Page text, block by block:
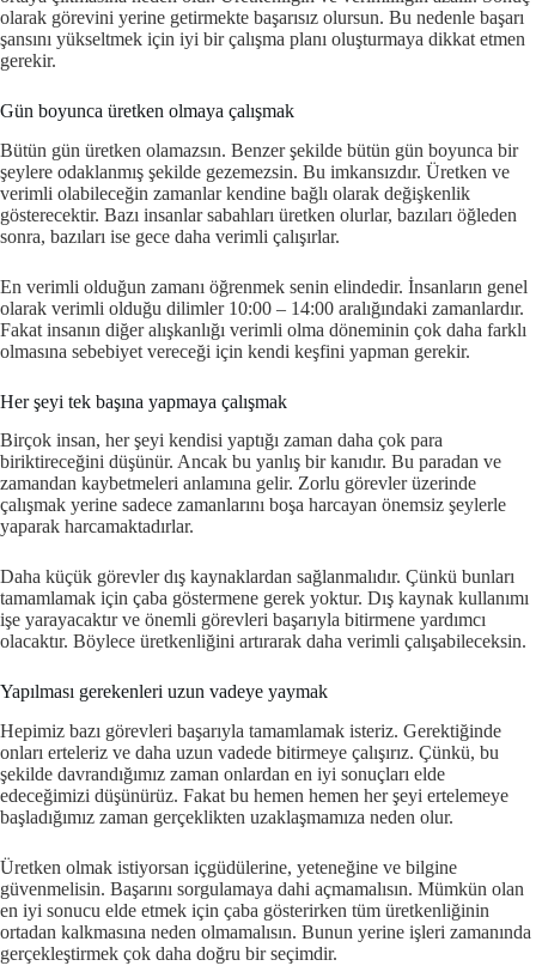
olarak görevini yerine getirmekte başarısız olursun. Bu nedenle başarı
şansını yükseltmek için iyi bir çalışma planı oluşturmaya dikkat etmen
gerekir.
Gün boyunca üretken olmaya çalışmak
Bütün gün üretken olamazsın. Benzer şekilde bütün gün boyunca bir
şeylere odaklanmış şekilde gezemezsin. Bu imkansızdır. Üretken ve
verimli olabileceğin zamanlar kendine bağlı olarak değişkenlik
gösterecektir. Bazı insanlar sabahları üretken olurlar, bazıları öğleden
sonra, bazıları ise gece daha verimli çalışırlar.
En verimli olduğun zamanı öğrenmek senin elindedir. İnsanların genel
olarak verimli olduğu dilimler 10:00 – 14:00 aralığındaki zamanlardır.
Fakat insanın diğer alışkanlığı verimli olma döneminin çok daha farklı
olmasına sebebiyet vereceği için kendi keşfini yapman gerekir.
Her şeyi tek başına yapmaya çalışmak
Birçok insan, her şeyi kendisi yaptığı zaman daha çok para
biriktireceğini düşünür. Ancak bu yanlış bir kanıdır. Bu paradan ve
zamandan kaybetmeleri anlamına gelir. Zorlu görevler üzerinde
çalışmak yerine sadece zamanlarını boşa harcayan önemsiz şeylerle
yaparak harcamaktadırlar.
Daha küçük görevler dış kaynaklardan sağlanmalıdır. Çünkü bunları
tamamlamak için çaba göstermene gerek yoktur. Dış kaynak kullanımı
işe yarayacaktır ve önemli görevleri başarıyla bitirmene yardımcı
olacaktır. Böylece üretkenliğini artırarak daha verimli çalışabileceksin.
Yapılması gerekenleri uzun vadeye yaymak
Hepimiz bazı görevleri başarıyla tamamlamak isteriz. Gerektiğinde
onları erteleriz ve daha uzun vadede bitirmeye çalışırız. Çünkü, bu
şekilde davrandığımız zaman onlardan en iyi sonuçları elde
edeceğimizi düşünürüz. Fakat bu hemen hemen her şeyi ertelemeye
başladığımız zaman gerçeklikten uzaklaşmamıza neden olur.
Üretken olmak istiyorsan içgüdülerine, yeteneğine ve bilgine
güvenmelisin. Başarını sorgulamaya dahi açmamalısın. Mümkün olan
en iyi sonucu elde etmek için çaba gösterirken tüm üretkenliğinin
ortadan kalkmasına neden olmamalısın. Bunun yerine işleri zamanında
gerçekleştirmek çok daha doğru bir seçimdir.